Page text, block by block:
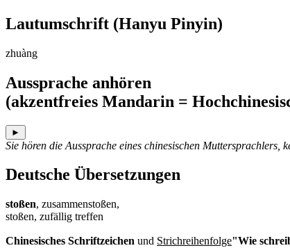
Lautumschrift (Hanyu Pinyin)
zhuàng
Aussprache anhören
(akzentfreies Mandarin =
►
Sie hören die Aussprache eines chinesischen Muttersprachlers,
Deutsche Übersetzungen
stoßen, zusammenstoßen,
stoßen, zufällig treffen
Chinesisches Schriftzeichen und Strichreihenfolge"Wie